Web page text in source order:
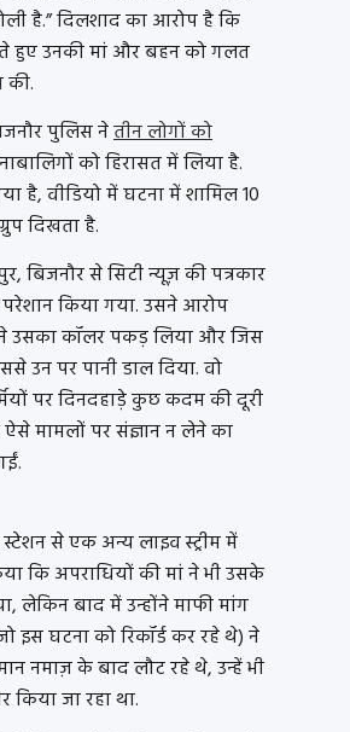
है.” दिलशाद का आरोप है कि
हुए उनकी मां और बहन को गलत
की.
पुलिस नेतीन लोगों को
को हिरासत में लिया है.
है, वीडियो में घटना में शामिल 10
दिखता है.
बिजनौर से सिटी न्यूज़ की पत्रकार
किया गया. उसने आरोप
उसका कॉलर पकड़ लिया और जिस
उन पर पानी डाल दिया. वो
पर दिनदहाड़े कुछ कदम की दूरी
मामलों पर संज्ञान न लेने का
से एक अन्य लाइव स्ट्रीम में
कि अपराधियों की मां ने भी उसके
लेकिन बाद में उन्होंने माफी मांग
इस घटना को रिकॉर्ड कर रहे थे) ने
नमाज़ के बाद लौट रहे थे, उन्हें भी
किया जा रहा था.